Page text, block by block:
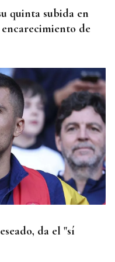
quinta subida en
de
da el "sí